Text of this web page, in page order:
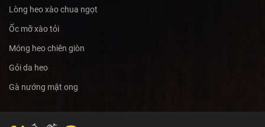
Lòng heo xào chua ngọt
Ốc mỡ xào tỏi
Móng heo chiên giòn
Gỏi da heo
Gà nướng mật ong